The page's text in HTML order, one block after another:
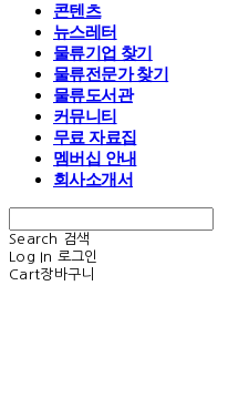
콘텐츠
뉴스레터
물류기업 찾기
물류전문가 찾기
물류도서관
커뮤니티
무료 자료집
멤버십 안내
회사소개서
Search
검색
Log In 로그인
Cart장바구니